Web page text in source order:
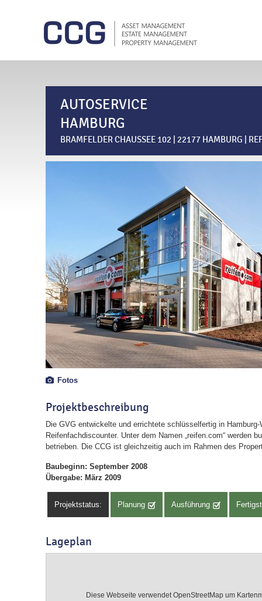
AUTOSERVICE
HAMBURG
BRAMFELDER CHAUSSEE 102 | 22177 HAMBURG |
Fotos
Projektbeschreibung
Die GVG entwickelte und errichtete schlüsselfertig in Hamburg-
Reifenfachdiscounter. Unter dem Namen „reifen.com“ werden
betrieben. Die CCG ist gleichzeitig auch im Rahmen des
Baubeginn: September 2008
Übergabe: März 2009
Projektstatus: Planung Ausführung
Lageplan
Diese Webseite verwendet OpenStreetMap um